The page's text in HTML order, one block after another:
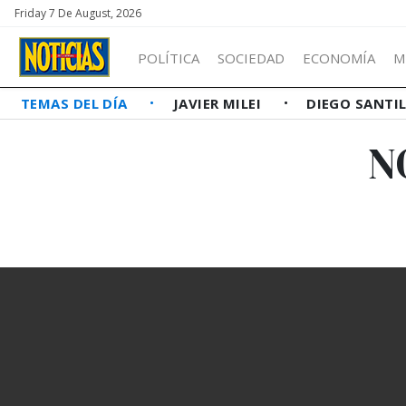
Friday 7 De August, 2026
POLÍTICA SOCIEDAD ECONOMÍA
TEMAS DEL DÍA JAVIER MILEI DIEGO